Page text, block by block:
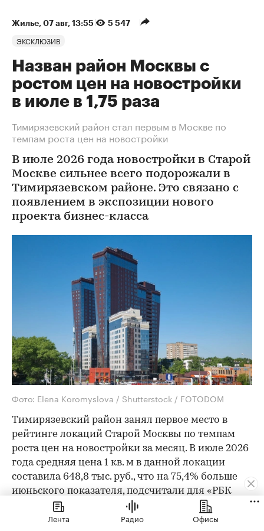
Жилье⁠, 07 авг, 13:55 5 547
ЭКСКЛЮЗИВ
Назван район Москвы с
ростом цен на новостройки
в июле в 1,75 раза
Тимирязевский район стал первым в Москве по
темпам роста цен на новостройки
В июле 2026 года новостройки в Старой
Москве сильнее всего подорожали в
Тимирязевском районе. Это связано с
появлением в экспозиции нового
проекта бизнес-класса
Фото: Elena Koromyslova / Shutterstock / FOTODOM
Тимирязевский район занял первое место в
рейтинге локаций Старой Москвы по темпам
роста цен на новостройки за месяц. В июле 2026
года средняя цена 1 кв. м в данной локации
составила 648,8 тыс. руб., что на 75,4% больше
июньского показателя, подсчитали для «РБК
Недвижимости» аналитики платформы
bnMAP.pro.
Лента Радио Офисы